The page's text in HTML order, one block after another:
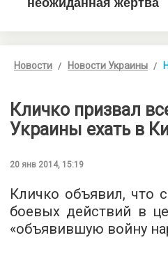
Новости Новости Украины
Кличко призвал
Украины ехать в
20 янв 2014, 15:19
Кличко объявил, что
боевых действий в
«объявившую войну